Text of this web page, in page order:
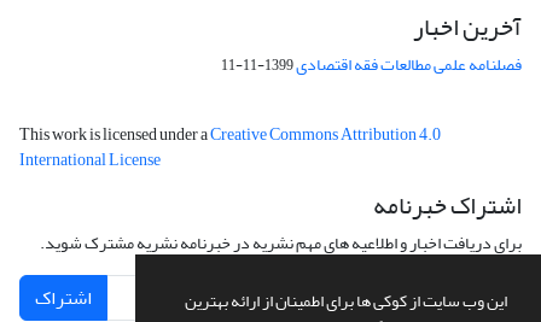
این وب سایت از کوکی ها برای اطمینان از ارائه بهترین
آخرین اخبار
فصلنامه علمی مطالعات فقه اقتصادی1399-11-11
This work is licensed under aCreative Commons Attribution 4.0
International License
اشتراک خبرنامه
برای دریافت اخبار و اطلاعیه های مهم نشریه در خبرنامه نشریه مشترک شوید.
اشتراک